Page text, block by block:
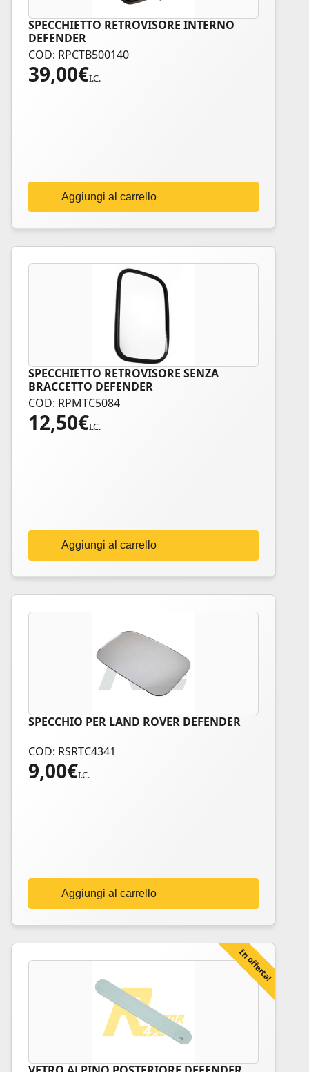
SPECCHIETTO RETROVISORE INTERNO
DEFENDER
COD: RPCTB500140
39,00€I.C.
Aggiungi al carrello
SPECCHIETTO RETROVISORE SENZA
BRACCETTO DEFENDER
COD: RPMTC5084
12,50€I.C.
Aggiungi al carrello
SPECCHIO PER LAND ROVER DEFENDER
COD: RSRTC4341
9,00€I.C.
Aggiungi al carrello
In offerta!